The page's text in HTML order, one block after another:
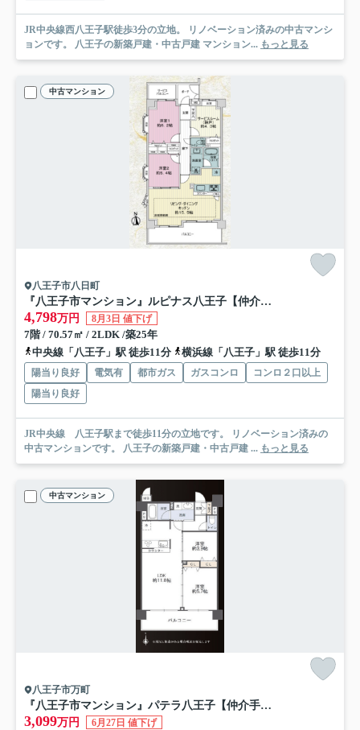
JR中央線西八王子駅徒歩3分の立地。 リノベーション済みの中古マンシ
ョンです。 八王子の新築戸建・中古戸建 マンション... もっと見る
中古マンション
八王子市八日町
『八王子市マンション』ルピナス八王子【仲介手数料無料】 八王子市八日町2-1
4,798万円 8月3日 値下げ
7階 / 70.57㎡ / 2LDK /築25年
中央線「八王子」駅 徒歩11分
横浜線「八王子」駅 徒歩11分
陽当り良好 電気有 都市ガス ガスコンロ
コンロ２口以上
陽当り良好
JR中央線 八王子駅まで徒歩11分の立地です。 リノベーション済みの
中古マンションです。 八王子の新築戸建・中古戸建 ... もっと見る
中古マンション
八王子市万町
『八王子市マンション』パテラ八王子【仲介手数料無料】 八王子市万町80-2
3,099万円 6月27日 値下げ